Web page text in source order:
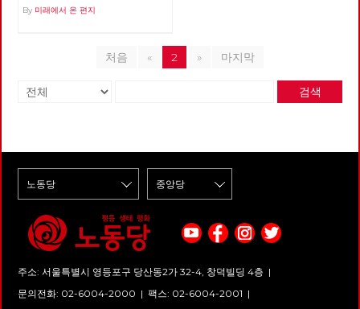
By 미래에서 온 편지
처음 « 2 » 마지막
검색
주소: 서울특별시 영등포구 당산동2가 32-4, 창덕빌딩 4층 |
문의전화: 02-6004-2000 | 팩스: 02-6004-2001 |